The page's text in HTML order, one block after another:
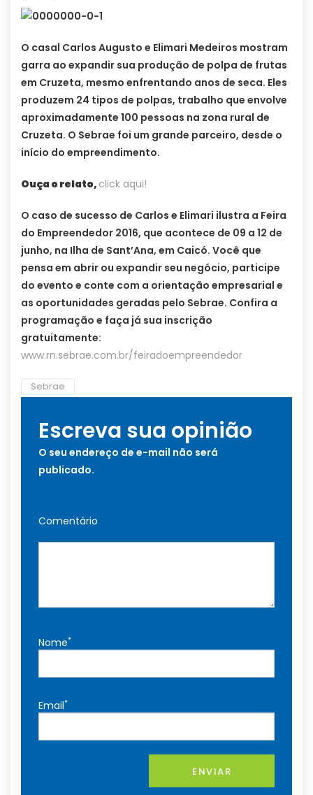
O casal Carlos Augusto e Elimari Medeiros mostram
garra ao expandir sua produção de polpa de frutas
em Cruzeta, mesmo enfrentando anos de seca. Eles
produzem 24 tipos de polpas, trabalho que envolve
aproximadamente 100 pessoas na zona rural de
Cruzeta. O Sebrae foi um grande parceiro, desde o
início do empreendimento.
Ouça o relato, click aqui!
O caso de sucesso de Carlos e Elimari ilustra a Feira
do Empreendedor 2016, que acontece de 09 a 12 de
junho, na Ilha de Sant’Ana, em Caicó. Você que
pensa em abrir ou expandir seu negócio, participe
do evento e conte com a orientação empresarial e
as oportunidades geradas pelo Sebrae. Confira a
programação e faça já sua inscrição
gratuitamente:
www.rn.sebrae.com.br/feiradoempreendedor
Sebrae
Escreva sua opinião
O seu endereço de e-mail não será
publicado.
Comentário
Nome*
Email*
ENVIAR